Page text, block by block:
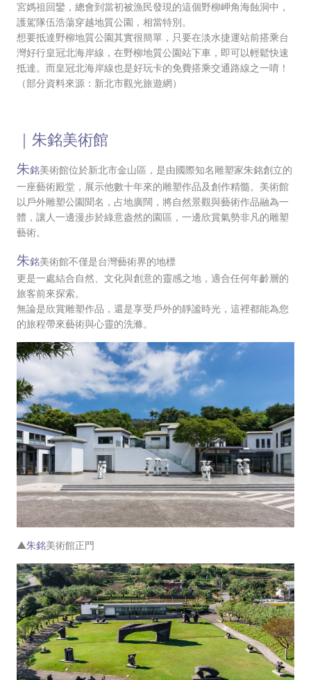
宮媽祖回鑾，總會到當初被漁民發現的這個野柳岬角海蝕洞中，
護駕隊伍浩蕩穿越地質公園，相當特別。
想要抵達野柳地質公園其實很簡單，只要在淡水捷運站前搭乘台
灣好行皇冠北海岸線，在野柳地質公園站下車，即可以輕鬆快速
抵達。而皇冠北海岸線也是好玩卡的免費搭乘交通路線之一唷！
（部分資料來源：新北市觀光旅遊網）
｜朱銘美術館
朱銘美術館位於新北市金山區，是由國際知名雕塑家朱銘創立的
一座藝術殿堂，展示他數十年來的雕塑作品及創作精髓。 美術館
以戶外雕塑公園聞名，占地廣闊，將自然景觀與藝術作品融為一
體，讓人一邊漫步於綠意盎然的園區，一邊欣賞氣勢非凡的雕塑
藝術。
朱銘美術館不僅是台灣藝術界的地標
更是一處結合自然、文化與創意的靈感之地，適合任何年齡層的
旅客前來探索。
無論是欣賞雕塑作品，還是享受戶外的靜謐時光，這裡都能為您
的旅程帶來藝術與心靈的洗滌。
▲朱銘美術館正門